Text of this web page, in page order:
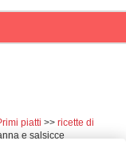
piatti
ricette di
e salsicce